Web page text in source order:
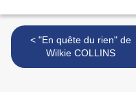
< "En quête du rien" de
Wilkie COLLINS